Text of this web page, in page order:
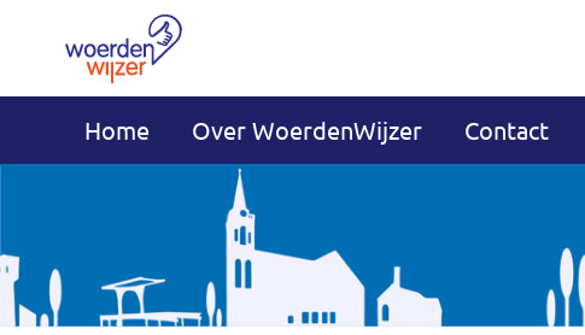
Home Over WoerdenWijzer Contact